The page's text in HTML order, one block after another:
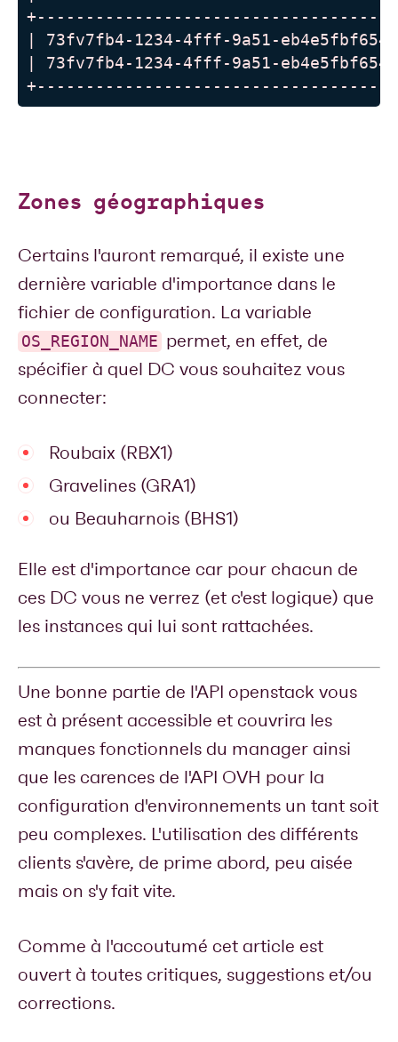
| 73fv7fb4-1234-4fff-9a51-eb4e5fbf654a
| 73fv7fb4-1234-4fff-9a51-eb4e5fbf654a
Zones géographiques
Certains l'auront remarqué, il existe une
dernière variable d'importance dans le
fichier de configuration. La variable
OS_REGION_NAME permet, en effet, de
spécifier à quel DC vous souhaitez vous
connecter:
Roubaix (RBX1)
Gravelines (GRA1)
ou Beauharnois (BHS1)
Elle est d'importance car pour chacun de
ces DC vous ne verrez (et c'est logique) que
les instances qui lui sont rattachées.
Une bonne partie de l'API openstack vous
est à présent accessible et couvrira les
manques fonctionnels du manager ainsi
que les carences de l'API OVH pour la
configuration d'environnements un tant soit
peu complexes. L'utilisation des différents
clients s'avère, de prime abord, peu aisée
mais on s'y fait vite.
Comme à l'accoutumé cet article est
ouvert à toutes critiques, suggestions et/ou
corrections.